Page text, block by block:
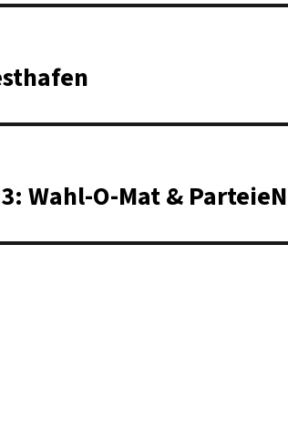
Wahl-O-Mat &